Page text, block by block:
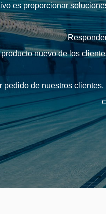
es proporcionar
nuevo de los
pedido de nuestros